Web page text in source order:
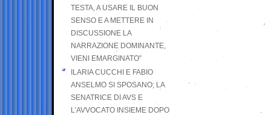
TESTA, A USARE IL BUON
SENSO E A METTERE IN
DISCUSSIONE LA
NARRAZIONE DOMINANTE,
VIENI EMARGINATO”
ILARIA CUCCHI E FABIO
ANSELMO SI SPOSANO; LA
SENATRICE DI AVS E
L’AVVOCATO INSIEME DOPO